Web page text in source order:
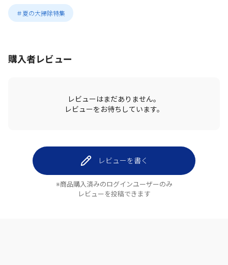
＃夏の大掃除特集
購入者レビュー
レビューはまだありません。
レビューをお待ちしています。
レビューを書く
※商品購入済みのログインユーザーのみ
レビューを投稿できます